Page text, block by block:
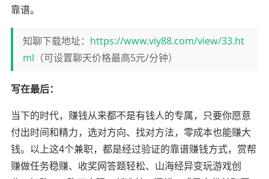
靠谱。
知聊下载地址： https://www.viy88.com/view/33.ht
ml （可设置聊天价格最高5元/分钟）
写在最后：
当下的时代，赚钱从来都不是有钱人的专属，只要你愿意
付出时间和精力，选对方向、找对方法，零成本也能赚大
钱。以上这4个兼职，都是经过验证的靠谱赚钱方式，赏帮
赚做任务稳赚、收奖网答题轻松、山海经异变玩游戏创